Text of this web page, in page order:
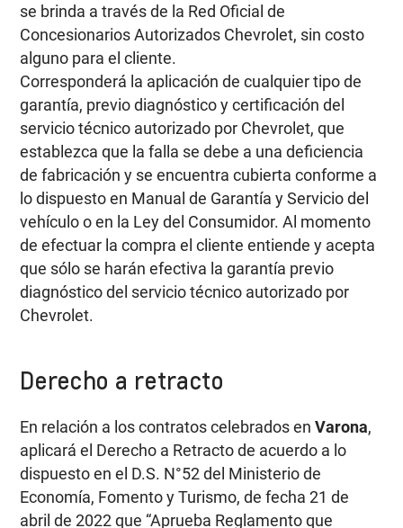
se brinda a través de la Red Oficial de
Concesionarios Autorizados Chevrolet, sin costo
alguno para el cliente.
Corresponderá la aplicación de cualquier tipo de
garantía, previo diagnóstico y certificación del
servicio técnico autorizado por Chevrolet, que
establezca que la falla se debe a una deficiencia
de fabricación y se encuentra cubierta conforme a
lo dispuesto en Manual de Garantía y Servicio del
vehículo o en la Ley del Consumidor. Al momento
de efectuar la compra el cliente entiende y acepta
que sólo se harán efectiva la garantía previo
diagnóstico del servicio técnico autorizado por
Chevrolet.
Derecho a retracto
En relación a los contratos celebrados enVarona,
aplicará el Derecho a Retracto de acuerdo a lo
dispuesto en el D.S. N°52 del Ministerio de
Economía, Fomento y Turismo, de fecha 21 de
abril de 2022 que “Aprueba Reglamento que